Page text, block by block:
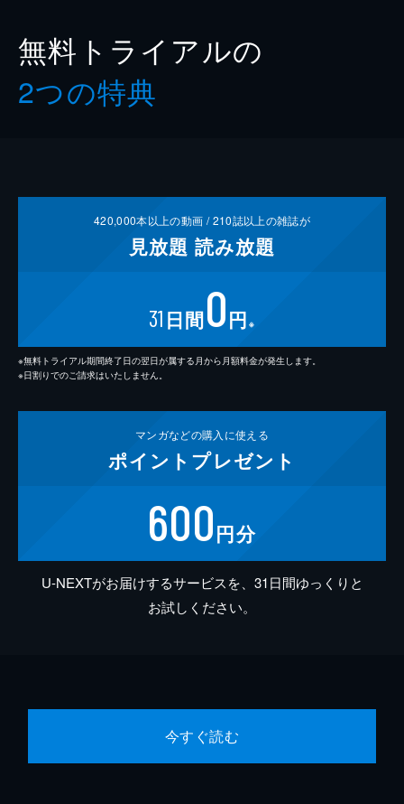
無料トライアルの
2つの特典
420,000本以上の動画 /210誌以上の雑誌が
見放題 読み放題
31 日間0円 ※
※無料トライアル期間終了日の翌日が属する月から月額料金が発生します。
※日割りでのご請求はいたしません。
マンガなどの購入に使える
ポイント プレゼント
600円分
U-NEXTがお届けするサービスを、31日間ゆっくりと
お試しください。
今すぐ読む